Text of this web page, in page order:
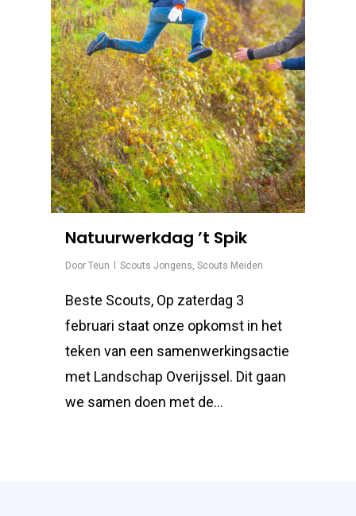
Natuurwerkdag ’t Spik
Door Teun Scouts Jongens, Scouts Meiden
Beste Scouts, Op zaterdag 3
februari staat onze opkomst in het
teken van een samenwerkingsactie
met Landschap Overijssel. Dit gaan
we samen doen met de…